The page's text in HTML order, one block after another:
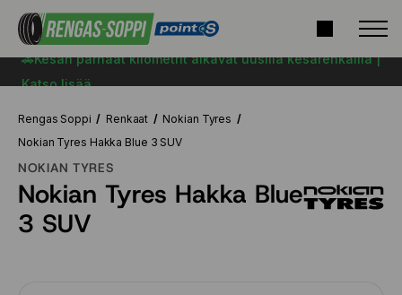
🚗Kesän parhaat kilometrit alkavat uusilla kesärenkailla |
Katso lisää
Rengas Soppi Renkaat
Nokian Tyres
Nokian Tyres Hakka Blue 3 SUV
NOKIAN TYRES
Nokian Tyres Hakka Blue
3 SUV